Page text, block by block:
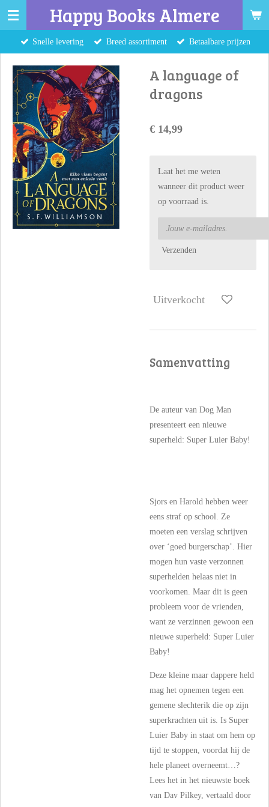
Ga
naar
hoofdinhoud
Happy Books Almere
Snelle levering Breed assortiment Betaalbare prijzen
A language of
dragons
€ 14,99
Laat het me weten
wanneer dit product weer
op voorraad is.
Verzenden
Uitverkocht
Samenvatting
De auteur van Dog Man
presenteert een nieuwe
superheld: Super Luier Baby!
Sjors en Harold hebben weer
eens straf op school. Ze
moeten een verslag schrijven
over ‘goed burgerschap’. Hier
mogen hun vaste verzonnen
superhelden helaas niet in
voorkomen. Maar dit is geen
probleem voor de vrienden,
want ze verzinnen gewoon een
nieuwe superheld: Super Luier
Baby!
Deze kleine maar dappere held
mag het opnemen tegen een
gemene slechterik die op zijn
superkrachten uit is. Is Super
Luier Baby in staat om hem op
tijd te stoppen, voordat hij de
hele planeet overneemt…?
Lees het in het nieuwste boek
van Dav Pilkey, vertaald door